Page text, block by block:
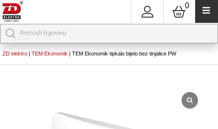
0
Products
search
ZD elektro | TEM Ekonomik | TEM Ekonomik tipkalo bijelo bez tinjalice PW